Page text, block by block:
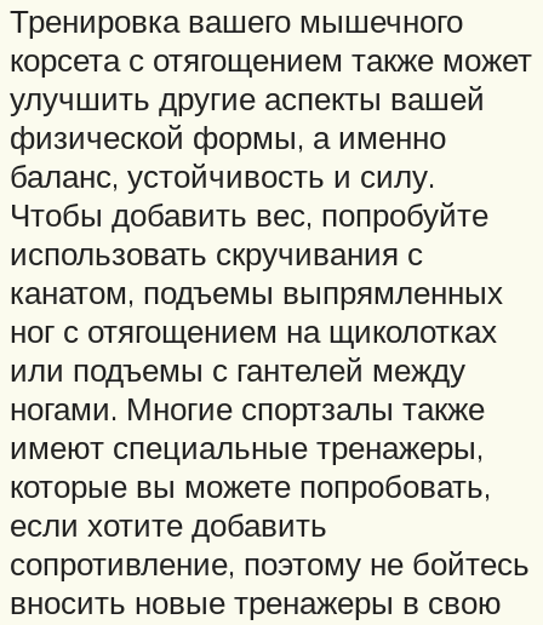
Тренировка вашего мышечного
корсета с отягощением также может
улучшить другие аспекты вашей
физической формы, а именно
баланс, устойчивость и силу.
Чтобы добавить вес, попробуйте
использовать скручивания с
канатом, подъемы выпрямленных
ног с отягощением на щиколотках
или подъемы с гантелей между
ногами. Многие спортзалы также
имеют специальные тренажеры,
которые вы можете попробовать,
если хотите добавить
сопротивление, поэтому не бойтесь
вносить новые тренажеры в свою